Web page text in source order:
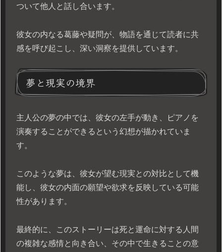
ついて他人と話し合います。
彼女の内なる葛藤や疑問が、物語を通じて読者に共
感を呼び起こし、深い洞察を提供しています。
夢と現実の境界
主人公の夢の中では、彼女の左手が動き、ピアノを
演奏することができるという幻想が描かれていま
す。
このような夢は、彼女が望む現実との対比として機
能し、彼女の内面の願望や欲求を反映している可能
性があります。
最終的に、このストーリーは死と運命に対する人間
の複雑な感情と向き合い、その中で生きることの意